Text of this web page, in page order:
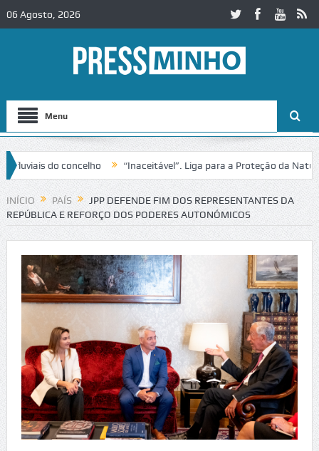
06 Agosto, 2026
Menu
do concelho “Inaceitável”. Liga para a Proteção da Natureza
INÍCIO PAÍS
JPP DEFENDE FIM DOS REPRESENTANTES DA
REPÚBLICA E REFORÇO DOS PODERES AUTONÓMICOS